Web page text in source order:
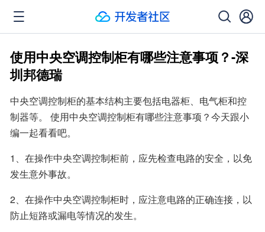
使用中央空调控制柜有哪些注意事项？-深
圳邦德瑞
中央空调控制柜的基本结构主要包括电器柜、电气柜和控
制器等。 使用中央空调控制柜有哪些注意事项？今天跟小
编一起看看吧。
1、在操作中央空调控制柜前，应先检查电路的安全，以免
发生意外事故。
2、在操作中央空调控制柜时，应注意电路的正确连接，以
防止短路或漏电等情况的发生。